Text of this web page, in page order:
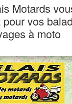
Motards
vos
à moto